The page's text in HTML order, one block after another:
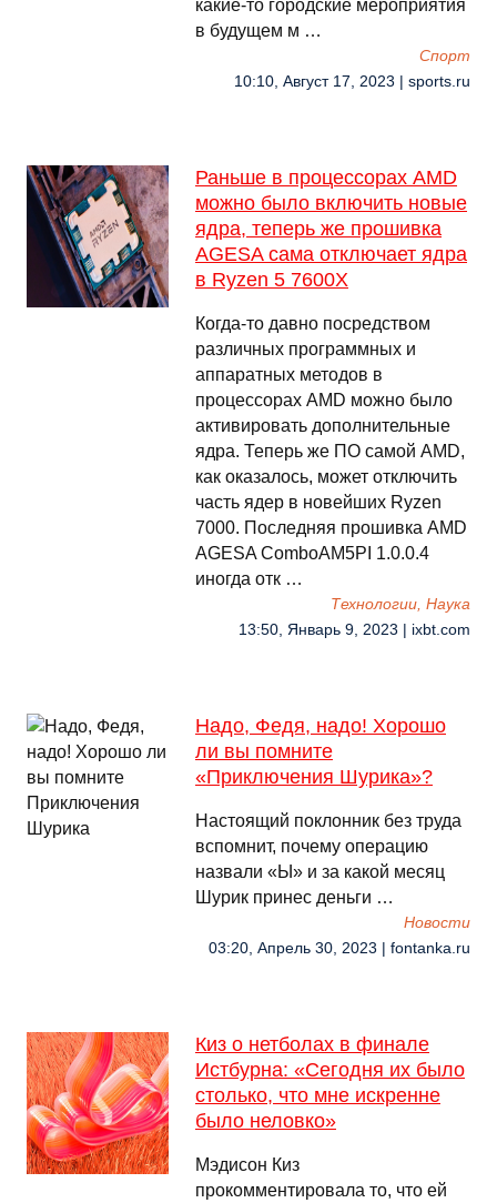
какие-то городские мероприятия
в будущем м …
Спорт
10:10, Август 17, 2023 | sports.ru
Раньше в процессорах AMD
можно было включить новые
ядра, теперь же прошивка
AGESA сама отключает ядра
в Ryzen 5 7600X
Когда-то давно посредством
различных программных и
аппаратных методов в
процессорах AMD можно было
активировать дополнительные
ядра. Теперь же ПО самой AMD,
как оказалось, может отключить
часть ядер в новейших Ryzen
7000. Последняя прошивка AMD
AGESA ComboAM5PI 1.0.0.4
иногда отк …
Технологии, Наука
13:50, Январь 9, 2023 | ixbt.com
Надо, Федя, надо! Хорошо
ли вы помните
«Приключения Шурика»?
Настоящий поклонник без труда
вспомнит, почему операцию
назвали «Ы» и за какой месяц
Шурик принес деньги …
Новости
03:20, Апрель 30, 2023 | fontanka.ru
Киз о нетболах в финале
Истбурна: «Сегодня их было
столько, что мне искренне
было неловко»
Мэдисон Киз
прокомментировала то, что ей